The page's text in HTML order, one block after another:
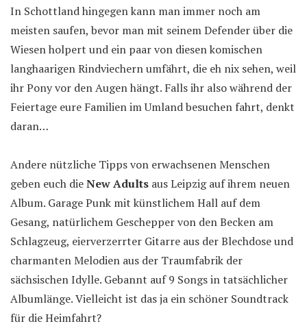
In Schottland hingegen kann man immer noch am
meisten saufen, bevor man mit seinem Defender über die
Wiesen holpert und ein paar von diesen komischen
langhaarigen Rindviechern umfährt, die eh nix sehen, weil
ihr Pony vor den Augen hängt. Falls ihr also während der
Feiertage eure Familien im Umland besuchen fahrt, denkt
daran…
Andere nützliche Tipps von erwachsenen Menschen
geben euch dieNew Adults aus Leipzig auf ihrem neuen
Album. Garage Punk mit künstlichem Hall auf dem
Gesang, natürlichem Geschepper von den Becken am
Schlagzeug, eierverzerrter Gitarre aus der Blechdose und
charmanten Melodien aus der Traumfabrik der
sächsischen Idylle. Gebannt auf 9 Songs in tatsächlicher
Albumlänge. Vielleicht ist das ja ein schöner Soundtrack
für die Heimfahrt?